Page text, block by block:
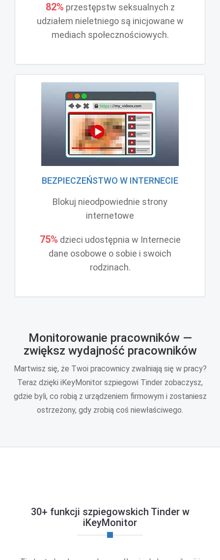
82% przestępstw seksualnych z
udziałem nieletniego są inicjowane w
mediach społecznościowych.
BEZPIECZEŃSTWO W INTERNECIE
Blokuj nieodpowiednie strony
internetowe
75% dzieci udostępnia w Internecie
dane osobowe o sobie i swoich
rodzinach.
Monitorowanie pracowników —
zwiększ wydajność pracowników
Martwisz się, że Twoi pracownicy zwalniają się w pracy?
Teraz dzięki iKeyMonitor szpiegowi Tinder zobaczysz,
gdzie byli, co robią z urządzeniem firmowym i zostaniesz
ostrzeżony, gdy zrobią coś niewłaściwego.
30+ funkcji szpiegowskich Tinder w
iKeyMonitor